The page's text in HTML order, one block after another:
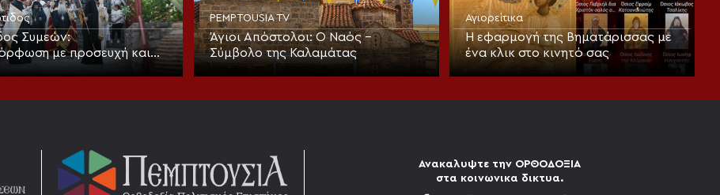
Συμεών:
με προσευχή και
PEMPTOUSIA TV
Άγιοι Απόστολοι: Ο Ναός –
Σύμβολο της Καλαμάτας
Αγιορείτικα
Η εφαρμογή της Βηματάρισσας με
ένα κλικ στο κινητό σας
Ανακαλυψτε την ΟΡΘΟΔΟΞΙΑ
στα κοινωνικα δικτυα.